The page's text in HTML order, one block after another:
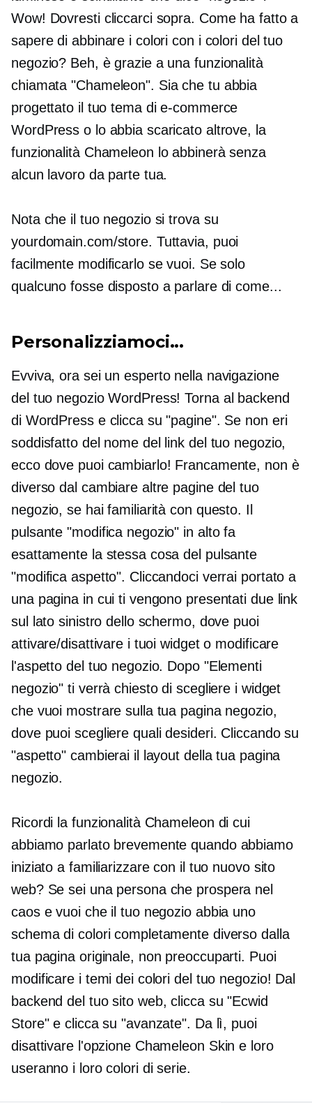
Wow! Dovresti cliccarci sopra. Come ha fatto a
sapere di abbinare i colori con i colori del tuo
negozio? Beh, è ​​grazie a una funzionalità
chiamata "Chameleon". Sia che tu abbia
progettato il tuo tema di e-commerce
WordPress o lo abbia scaricato altrove, la
funzionalità Chameleon lo abbinerà senza
alcun lavoro da parte tua.
Nota che il tuo negozio si trova su
yourdomain.com/store. Tuttavia, puoi
facilmente modificarlo se vuoi. Se solo
qualcuno fosse disposto a parlare di come...
Personalizziamoci...
Evviva, ora sei un esperto nella navigazione
del tuo negozio WordPress! Torna al backend
di WordPress e clicca su "pagine". Se non eri
soddisfatto del nome del link del tuo negozio,
ecco dove puoi cambiarlo! Francamente, non è
diverso dal cambiare altre pagine del tuo
negozio, se hai familiarità con questo. Il
pulsante "modifica negozio" in alto fa
esattamente la stessa cosa del pulsante
"modifica aspetto". Cliccandoci verrai portato a
una pagina in cui ti vengono presentati due link
sul lato sinistro dello schermo, dove puoi
attivare/disattivare i tuoi widget o modificare
l'aspetto del tuo negozio. Dopo "Elementi
negozio" ti verrà chiesto di scegliere i widget
che vuoi mostrare sulla tua pagina negozio,
dove puoi scegliere quali desideri. Cliccando su
"aspetto" cambierai il layout della tua pagina
negozio.
Ricordi la funzionalità Chameleon di cui
abbiamo parlato brevemente quando abbiamo
iniziato a familiarizzare con il tuo nuovo sito
web? Se sei una persona che prospera nel
caos e vuoi che il tuo negozio abbia uno
schema di colori completamente diverso dalla
tua pagina originale, non preoccuparti. Puoi
modificare i temi dei colori del tuo negozio! Dal
backend del tuo sito web, clicca su "Ecwid
Store" e clicca su "avanzate". Da lì, puoi
disattivare l'opzione Chameleon Skin e loro
useranno i loro colori di serie.